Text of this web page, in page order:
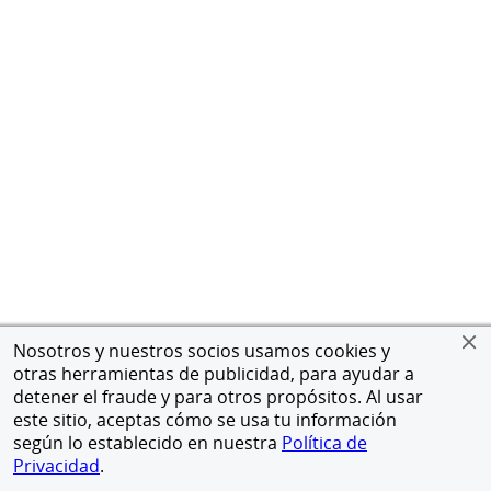
Nosotros y nuestros socios usamos cookies y
otras herramientas de publicidad, para ayudar a
detener el fraude y para otros propósitos. Al usar
este sitio, aceptas cómo se usa tu información
según lo establecido en nuestra Política de
Privacidad.